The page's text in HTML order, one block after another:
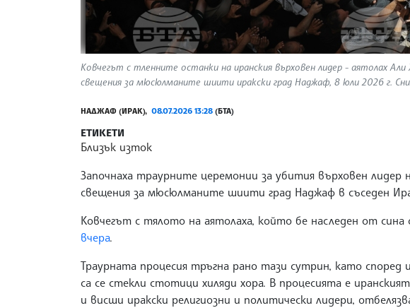
Ковчегът с тленните останки на иранския върховен лидер - аятолах
свещения за мюсюлманите шиити иракски град Наджаф, 8 юли 2026 г.
НАДЖАФ (ИРАК), 08.07.2026 13:28 (БТА)
ЕТИКЕТИ
Близък изток
Започнаха траурните церемонии за убития върховен лидер
свещения за мюсюлманите шиити град Наджаф в съседен
Ковчегът с тялото на аятолаха, който бе наследен от
вчера.
Траурната процесия тръгна рано тази сутрин, като
са се стекли стотици хиляди хора. В процесията е
и висши иракски религиозни и политически лидери,